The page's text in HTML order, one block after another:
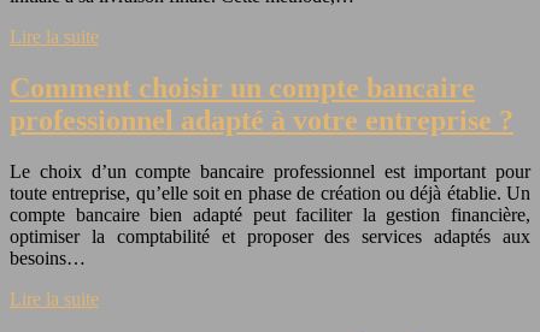
Lire la suite
Comment choisir un compte bancaire
professionnel adapté à votre entreprise ?
Le choix d’un compte bancaire professionnel est important pour
toute entreprise, qu’elle soit en phase de création ou déjà établie. Un
compte bancaire bien adapté peut faciliter la gestion financière,
optimiser la comptabilité et proposer des services adaptés aux
besoins…
Lire la suite